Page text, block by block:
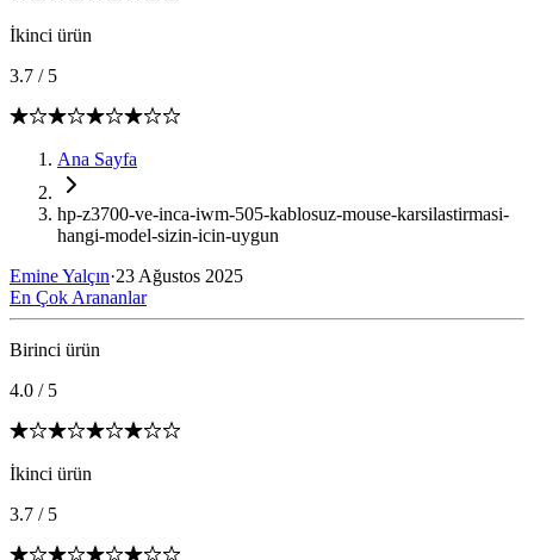
İkinci ürün
3.7 / 5
Ana Sayfa
hp-z3700-ve-inca-iwm-505-kablosuz-mouse-karsilastirmasi-
hangi-model-sizin-icin-uygun
Emine Yalçın·23 Ağustos 2025
En Çok Arananlar
Birinci ürün
4.0 / 5
İkinci ürün
3.7 / 5